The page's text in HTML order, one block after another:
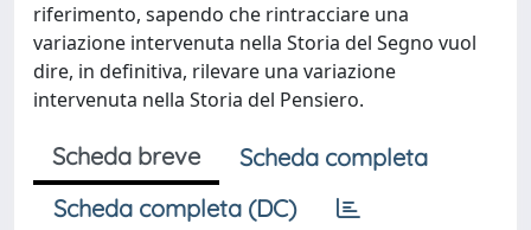
riferimento, sapendo che rintracciare una
variazione intervenuta nella Storia del Segno vuol
dire, in definitiva, rilevare una variazione
intervenuta nella Storia del Pensiero.
Scheda breve
Scheda completa
Scheda completa (DC)